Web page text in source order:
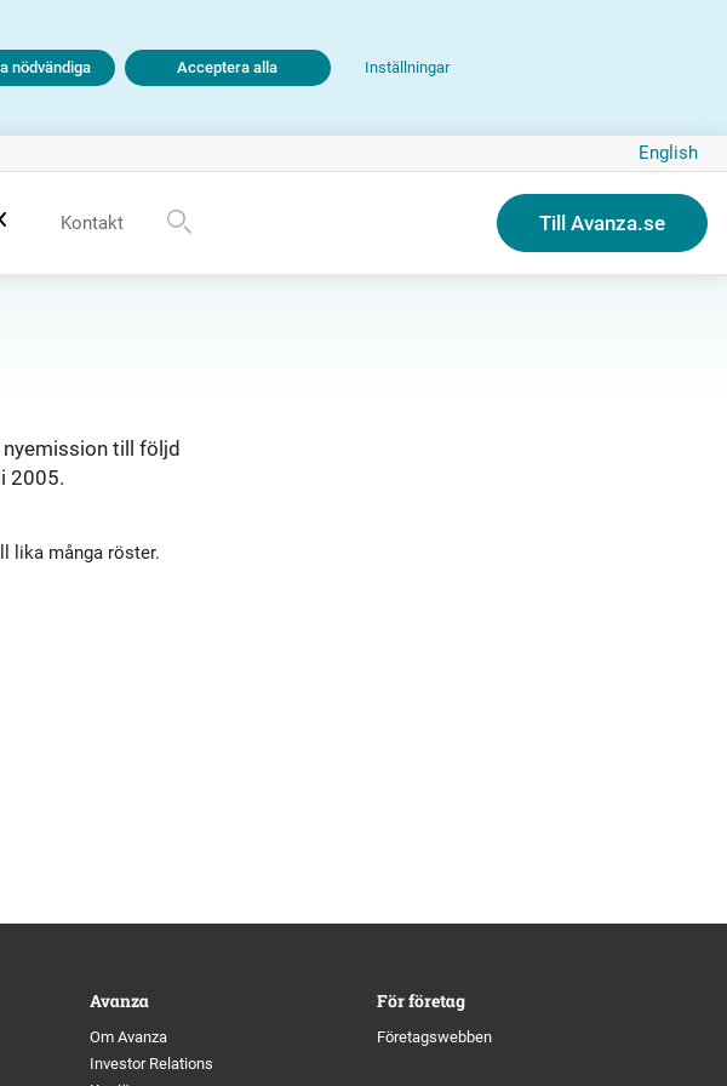
Inställningar
nödvändiga Acceptera alla
English
Kontakt Till Avanza.se
till följd
2005.
lika många röster.
Avanza
Om Avanza
Investor Relations
För företag
Företagswebben